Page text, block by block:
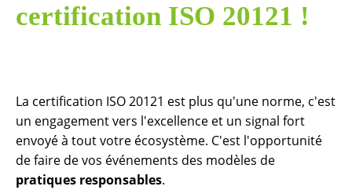
certification ISO 20121 !
La certification ISO 20121 est plus qu'une norme, c'est
un engagement vers l'excellence et un signal fort
envoyé à tout votre écosystème. C'est l'opportunité
de faire de vos événements des modèles de
pratiques responsables.